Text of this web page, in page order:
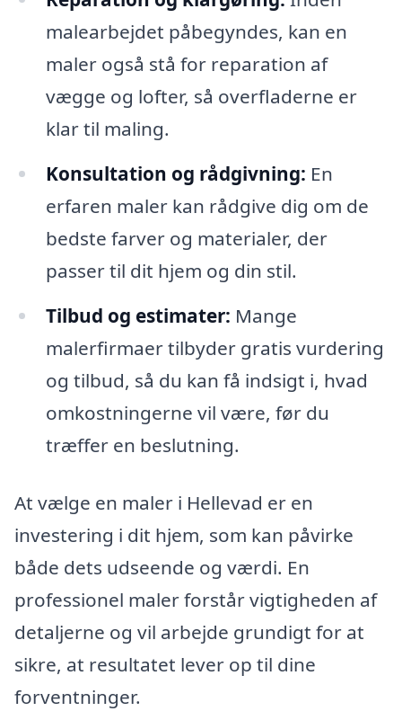
malearbejdet påbegyndes, kan en
maler også stå for reparation af
vægge og lofter, så overfladerne er
klar til maling.
Konsultation og rådgivning: En
erfaren maler kan rådgive dig om de
bedste farver og materialer, der
passer til dit hjem og din stil.
Tilbud og estimater: Mange
malerfirmaer tilbyder gratis vurdering
og tilbud, så du kan få indsigt i, hvad
omkostningerne vil være, før du
træffer en beslutning.
At vælge en maler i Hellevad er en
investering i dit hjem, som kan påvirke
både dets udseende og værdi. En
professionel maler forstår vigtigheden af
detaljerne og vil arbejde grundigt for at
sikre, at resultatet lever op til dine
forventninger.